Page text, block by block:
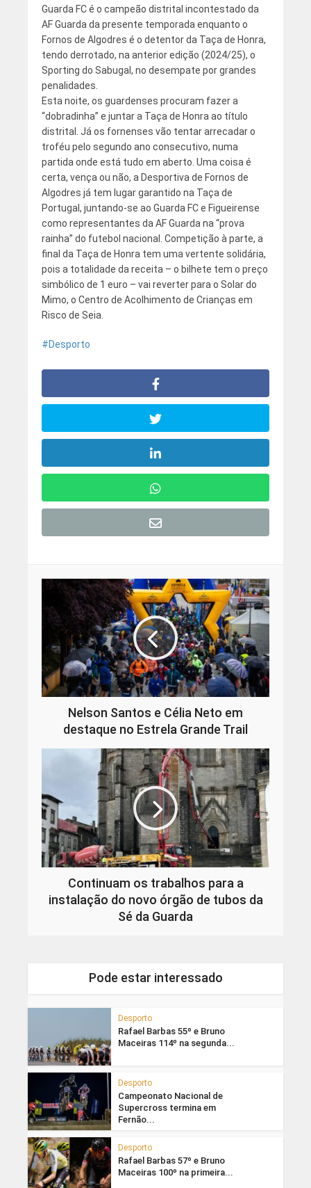
Guarda FC é o campeão distrital incontestado da
AF Guarda da presente temporada enquanto o
Fornos de Algodres é o detentor da Taça de Honra,
tendo derrotado, na anterior edição (2024/25), o
Sporting do Sabugal, no desempate por grandes
penalidades.
Esta noite, os guardenses procuram fazer a
“dobradinha” e juntar a Taça de Honra ao título
distrital. Já os fornenses vão tentar arrecadar o
troféu pelo segundo ano consecutivo, numa
partida onde está tudo em aberto. Uma coisa é
certa, vença ou não, a Desportiva de Fornos de
Algodres já tem lugar garantido na Taça de
Portugal, juntando-se ao Guarda FC e Figueirense
como representantes da AF Guarda na “prova
rainha” do futebol nacional. Competição à parte, a
final da Taça de Honra tem uma vertente solidária,
pois a totalidade da receita – o bilhete tem o preço
simbólico de 1 euro – vai reverter para o Solar do
Mimo, o Centro de Acolhimento de Crianças em
Risco de Seia.
Desporto
Nelson Santos e Célia Neto em
destaque no Estrela Grande Trail
Continuam os trabalhos para a
instalação do novo órgão de tubos da
Sé da Guarda
Pode estar interessado
Desporto
Rafael Barbas 55º e Bruno
Maceiras 114º na segunda...
Desporto
Campeonato Nacional de
Supercross termina em
Fernão...
Desporto
Rafael Barbas 57º e Bruno
Maceiras 100º na primeira...